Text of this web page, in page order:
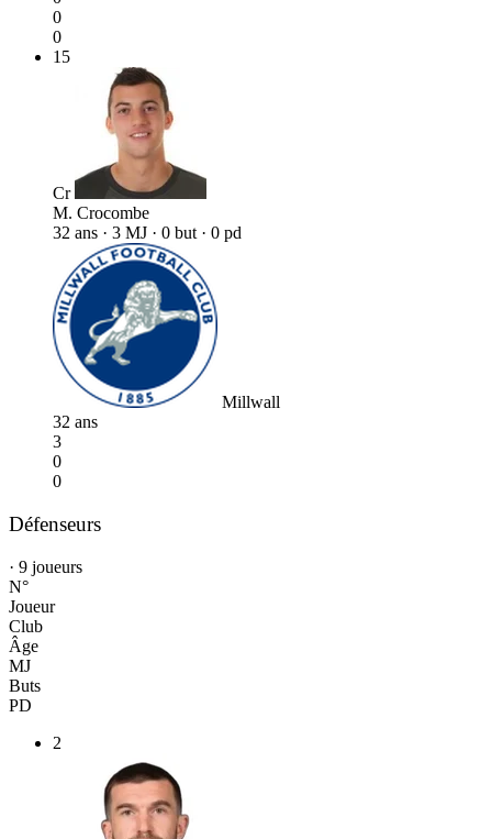
0
0
15
Cr
M. Crocombe
32 ans · 3 MJ · 0 but · 0 pd
Millwall
32 ans
3
0
0
Défenseurs
· 9 joueurs
N°
Joueur
Club
Âge
MJ
Buts
PD
2